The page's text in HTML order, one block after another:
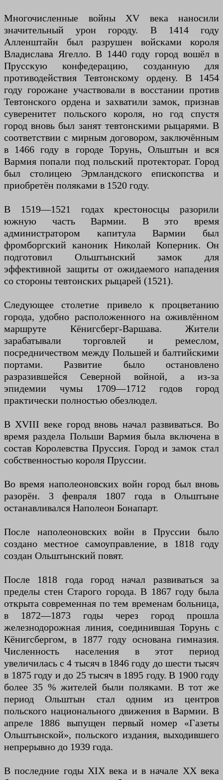
Многочисленные войны XV века наносили
значительный урон городу. В 1414 году
Алленштайн был разрушен войсками короля
Владислава Ягелло. В 1440 году город вошёл в
Прусскую конфедерацию, созданную для
противодействия Тевтонскому ордену. В 1454
году горожане участвовали в восстании против
Тевтонского ордена и захватили замок, признав
суверенитет польского короля, но год спустя
город вновь был занят тевтонскими рыцарями. В
соответствии с мирным договором, заключённым
в 1466 году в городе Торунь, Ольштын и вся
Вармия попали под польский протекторат. Город
был столицею Эрмландского епископства и
приобретён поляками в 1520 году.
В 1519—1521 годах крестоносцы разорили
южную часть Вармии. В это время
администратором капитула Вармии был
фромборгский каноник Николай Коперник. Он
подготовил Ольштынский замок для
эффективной защиты от ожидаемого нападения
со стороны тевтонских рыцарей (1521).
Следующее столетие привело к процветанию
города, удобно расположенного на оживлённом
маршруте Кёнигсберг-Варшава. Жители
зарабатывали торговлей и ремеслом,
посредничеством между Польшей и балтийскими
портами. Развитие было остановлено
разразившейся Северной войной, а из-за
эпидемии чумы 1709—1712 годов город
практически полностью обезлюдел.
В XVIII веке город вновь начал развиваться. Во
время раздела Польши Вармия была включена в
состав Королевства Пруссия. Город и замок стал
собственностью короля Пруссии.
Во время наполеоновских войн город был вновь
разорён. 3 февраля 1807 года в Ольштыне
останавливался Наполеон Бонапарт.
После наполеоновских войн в Пруссии было
создано местное самоуправление, в 1818 году
создан Ольштынский повят.
После 1818 года город начал развиваться за
пределы стен Старого города. В 1867 году была
открыта современная по тем временам больница,
в 1872—1873 годы через город прошла
железнодорожная линия, соединившая Торунь с
Кёнигсбергом, в 1877 году основана гимназия.
Численность населения в этот период
увеличилась с 4 тысяч в 1846 году до шести тысяч
в 1875 году и до 25 тысяч в 1895 году. В 1900 году
более 35 % жителей были поляками. В тот же
период Ольштын стал одним из центров
польского национального движения в Вармии. В
апреле 1886 выпущен первый номер «Газеты
Ольштынской», польского издания, выходившего
непрерывно до 1939 года.
В последние годы XIX века и в начале XX века